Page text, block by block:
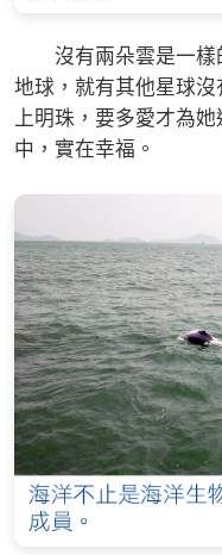
沒有兩朵雲是一樣
地球，就有其他星球
上明珠，要多愛才為
中，實在幸福。